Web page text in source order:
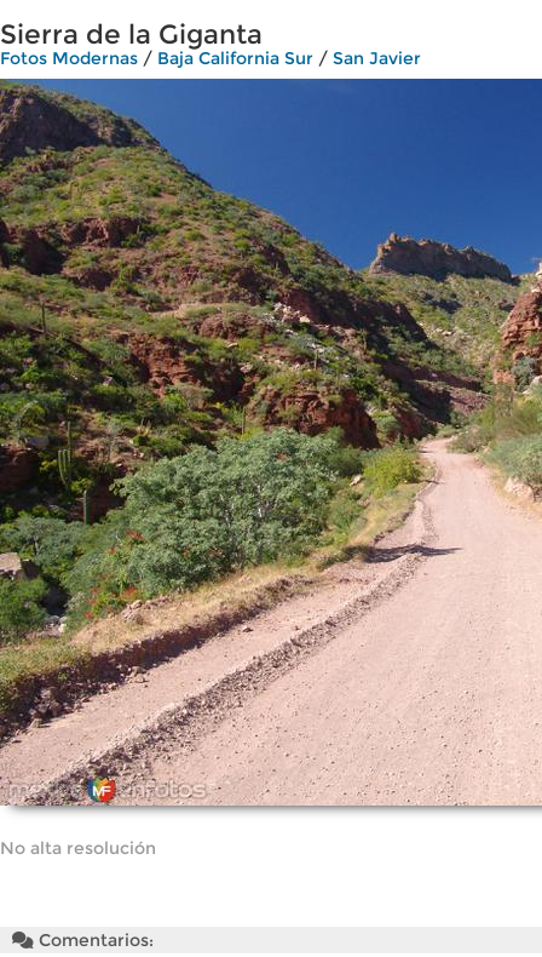
Sierra de la Giganta
Fotos Modernas / Baja California Sur / San Javier
No alta resolución
Comentarios: